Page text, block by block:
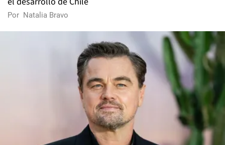
Por Natalia Bravo